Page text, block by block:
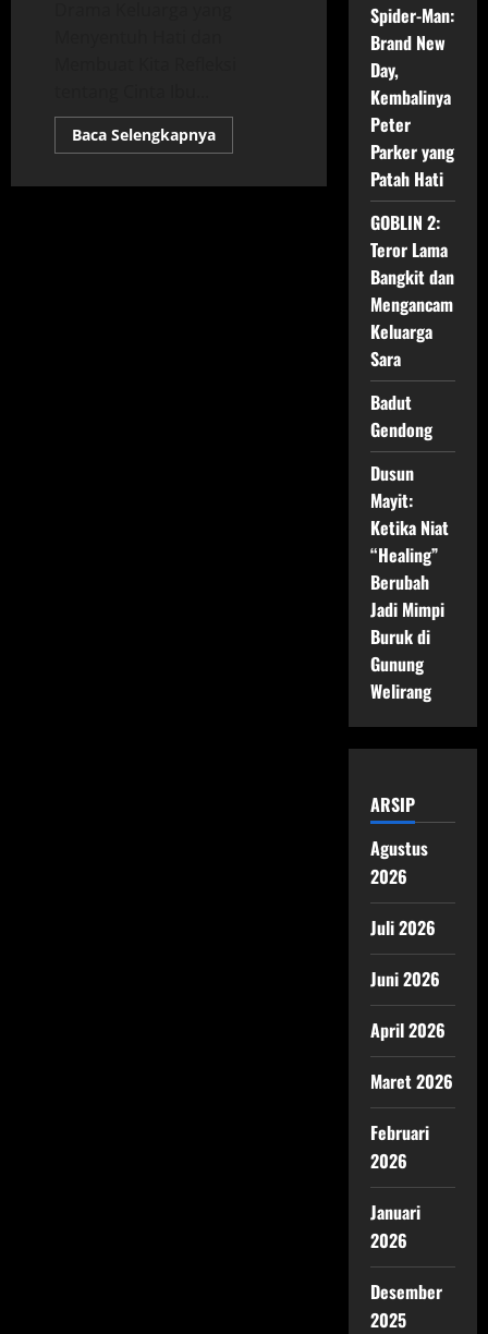
Baca SelengkapnyaRead
more
Spider-Man:
Brand New
Day,
Kembalinya
Peter
Parker yang
Patah Hati
GOBLIN 2:
Teror Lama
Bangkit dan
Mengancam
Keluarga
Sara
Badut
Gendong
Dusun
Mayit:
Ketika Niat
“Healing”
Berubah
Jadi Mimpi
Buruk di
Gunung
Welirang
ARSIP
Agustus
2026
Juli 2026
Juni 2026
April 2026
Maret 2026
Februari
2026
Januari
2026
Desember
2025